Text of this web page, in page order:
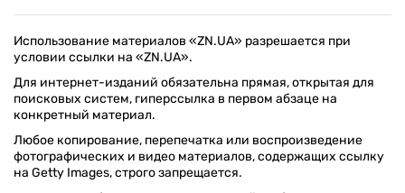
Использование материалов «ZN.UA» разрешается при
условии ссылки на «ZN.UA».
Для интернет-изданий обязательна прямая, открытая для
поисковых систем, гиперссылка в первом абзаце на
конкретный материал.
Любое копирование, перепечатка или воспроизведение
фотографических и видео материалов, содержащих ссылку
на Getty Images, строго запрещается.